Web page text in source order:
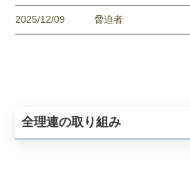
2025/12/09 脅迫者
全理連の取り組み